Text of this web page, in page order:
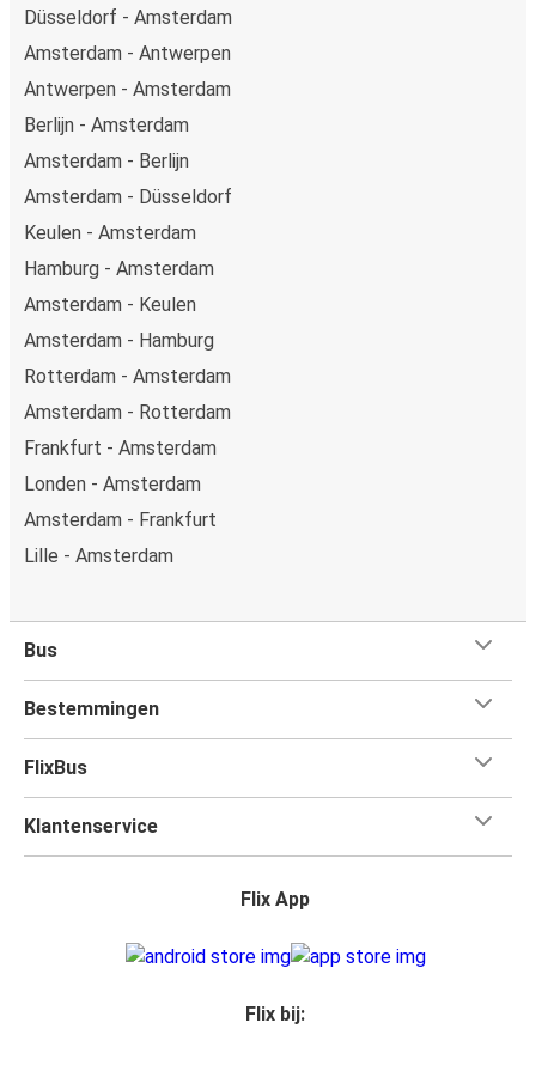
Düsseldorf - Amsterdam
Amsterdam - Antwerpen
Antwerpen - Amsterdam
Berlijn - Amsterdam
Amsterdam - Berlijn
Amsterdam - Düsseldorf
Keulen - Amsterdam
Hamburg - Amsterdam
Amsterdam - Keulen
Amsterdam - Hamburg
Rotterdam - Amsterdam
Amsterdam - Rotterdam
Frankfurt - Amsterdam
Londen - Amsterdam
Amsterdam - Frankfurt
Lille - Amsterdam
Bus
Bestemmingen
FlixBus
Klantenservice
Flix App
Flix bij: